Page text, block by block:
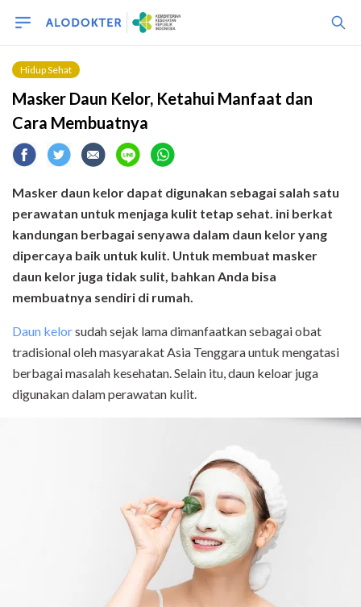
Hidup Sehat
Masker Daun Kelor, Ketahui Manfaat dan
Cara Membuatnya
Masker daun kelor dapat digunakan sebagai salah satu
perawatan untuk menjaga kulit tetap sehat. ini berkat
kandungan berbagai senyawa dalam daun kelor yang
dipercaya baik untuk kulit. Untuk membuat masker
daun kelor juga tidak sulit, bahkan Anda bisa
membuatnya sendiri di rumah.
Daun kelorsudah sejak lama dimanfaatkan sebagai obat
tradisional oleh masyarakat Asia Tenggara untuk mengatasi
berbagai masalah kesehatan. Selain itu, daun keloar juga
digunakan dalam perawatan kulit.